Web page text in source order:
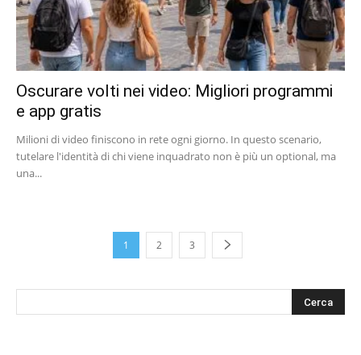
Oscurare volti nei video: Migliori programmi
e app gratis
Milioni di video finiscono in rete ogni giorno. In questo scenario,
tutelare l'identità di chi viene inquadrato non è più un optional, ma
una...
1 2 3
s